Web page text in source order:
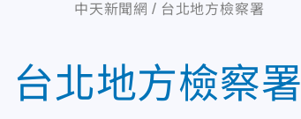
中天新聞網 台北地方檢察署
台北地方檢察署